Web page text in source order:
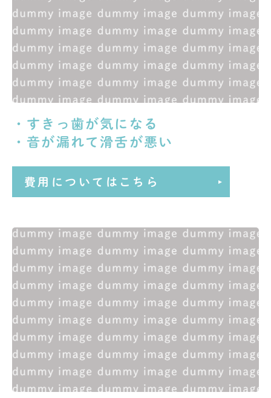
・すきっ歯が気になる
・音が漏れて滑舌が悪い
費用についてはこちら